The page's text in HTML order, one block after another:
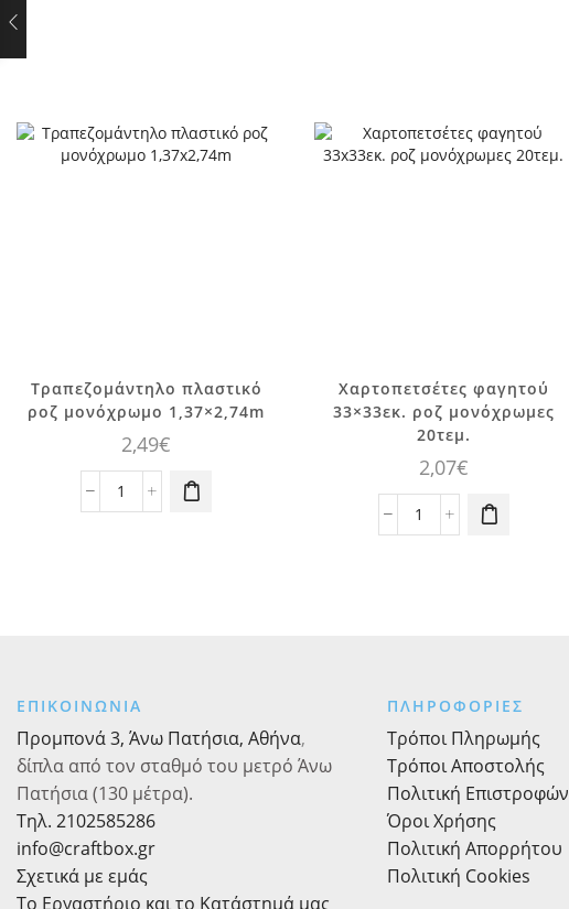
Τραπεζομάντηλο πλαστικό
ροζ μονόχρωμο 1,37×2,74m
2,49€
Τραπεζομάντηλο
Χαρτοπετσέτες φαγητού
33×33εκ. ροζ μονόχρωμες
20τεμ.
2,07€
Χαρτοπετσέτες
ΕΠΙΚΟΙΝΩΝΙΑ
Προμπονά 3, Άνω Πατήσια, Αθήνα,
δίπλα από τον σταθμό του μετρό Άνω
Πατήσια (130 μέτρα).
Τηλ. 2102585286
info@craftbox.gr
Σχετικά με εμάς
Το Εργαστήριο και το Κατάστημά μας
ΠΛΗΡΟΦΟΡΙΕΣ
Τρόποι Πληρωμής
Τρόποι Αποστολής
Πολιτική Επιστροφών
Όροι Χρήσης
Πολιτική Απορρήτου
Πολιτική Cookies